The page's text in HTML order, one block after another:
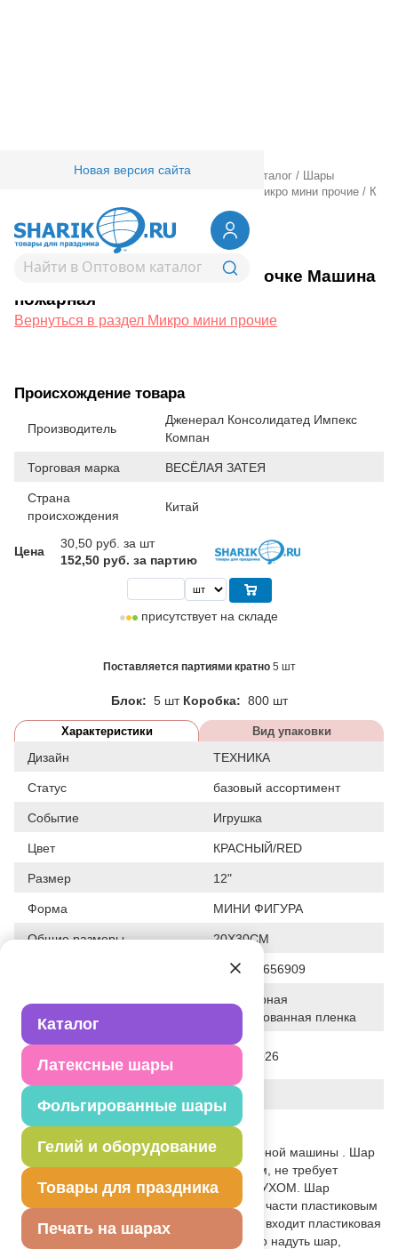
Каталог
Латексные шары
Фольгированные шары
Гелий и оборудование
Товары для праздника
Печать на шарах
Новая версия сайта
Товары для праздника/ Оптовый каталог /
Шары
Микро мини прочие / К
М/ФИГУРА на палочке Машина пожарная
1206-1772К М/ФИГУРА на палочке Машина
пожарная
Вернуться в раздел Микро мини прочие
Происхождение товара
Производитель
Дженерал Консолидатед Импекс
Компан
Торговая марка ВЕСЁЛАЯ ЗАТЕЯ
Страна
происхождения
Китай
Цена
30,50 руб. за шт
152,50 руб. за партию
присутствует на складе
Поставляется партиями кратно 5 шт
Блок: 5 шт Коробка: 800 шт
Характеристики Вид упаковки
Дизайн ТЕХНИКА
Статус базовый ассортимент
Событие Игрушка
Цвет КРАСНЫЙ/RED
Размер 12"
Форма МИНИ ФИГУРА
Общие размеры 20X30CM
4690390656909
Исходный материал
Полимерная
фольгированная пленка
Дата последнего изменения
элемента
08-04-2026
7.000 г
Описание товара
Объемная мини-фигура в форме пожарной машины . Шар
снабжен самозакрывающимся клапаном, не требует
запайки. Данный шар надувается ВОЗДУХОМ. Шар
поставляется с закреплённым в нижней части пластиковым
держателем-розеткой, также в комплект входит пластиковая
палочка- трубочка, через которую можно надуть шар,